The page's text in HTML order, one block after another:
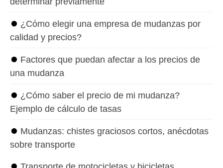
⏺ ¿Cómo elegir una empresa de mudanzas por
calidad y precios?
⏺ Factores que puedan afectar a los precios de
una mudanza
⏺ ¿Cómo saber el precio de mi mudanza?
Ejemplo de cálculo de tasas
⏺ Mudanzas: chistes graciosos cortos, anécdotas
sobre transporte